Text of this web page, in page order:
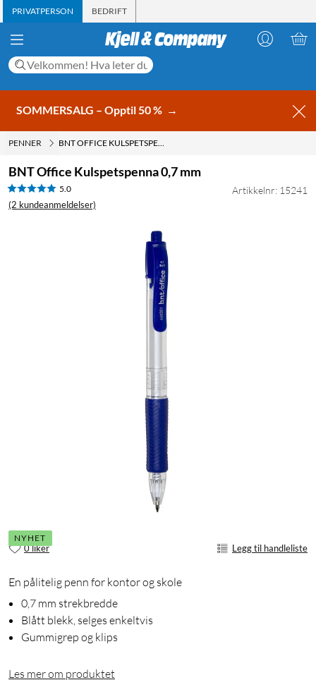
PRIVATPERSON BEDRIFT
SOMMERSALG – Opptil 50 % →
PENNER BNT OFFICE KULSPETSPENNA 0,7 MM
BNT Office Kulspetspenna 0,7 mm
5.0
(2 kundeanmeldelser)
Artikkelnr: 15241
NYHET
0 liker Legg til handleliste
En pålitelig penn for kontor og skole
0,7 mm strekbredde
Blått blekk, selges enkeltvis
Gummigrep og klips
Les mer om produktet